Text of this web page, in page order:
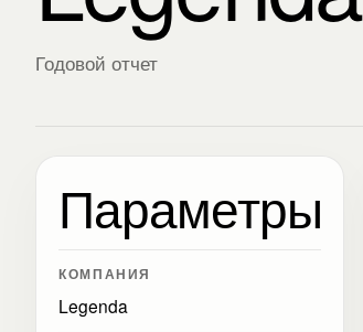
Годовой отчет
Параметры
КОМПАНИЯ
Legenda